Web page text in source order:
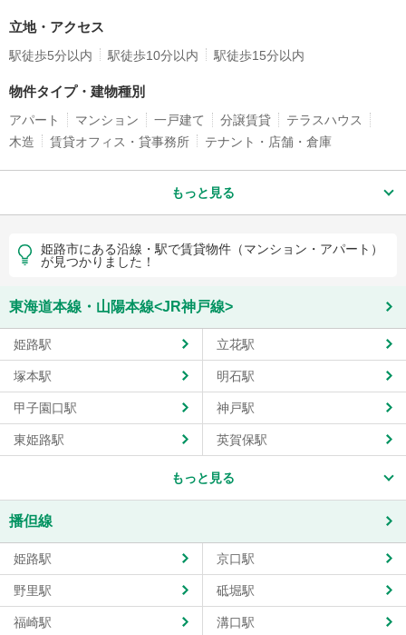
立地・アクセス
駅徒歩5分以内 駅徒歩10分以内 駅徒歩15分以内
物件タイプ・建物種別
アパート マンション 一戸建て 分譲賃貸
テラスハウス
木造
賃貸オフィス・貸事務所 テナント・店舗・倉庫
もっと見る
姫路市にある沿線・駅で賃貸物件（マンション・アパート）
が見つかりました！
東海道本線・山陽本線<JR神戸線>
姫路駅 立花駅
塚本駅 明石駅
甲子園口駅 神戸駅
東姫路駅 英賀保駅
もっと見る
播但線
姫路駅 京口駅
野里駅 砥堀駅
福崎駅 溝口駅